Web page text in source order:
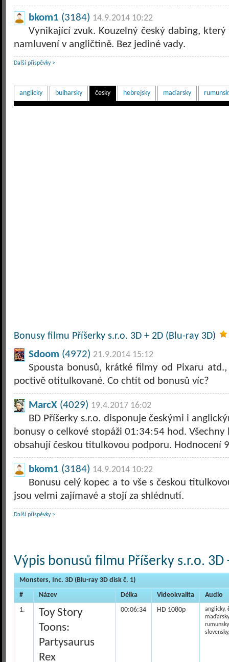
bkom1 (3184) 14.9.2014 10:22
Vynikající zvuk. Kouzelný český dabing,
namluvení v angličtině. Bez jediné vady.
Další příspěvky >
anglicky bulharsky česky hebrejsky maďarsky
Bonusy filmu Příšerky s.r.o. 3D + 2D (Blu-ray 3D)
Sdoom (4972) 21.9.2014 15:12
Spousta bonusů, krátké filmy od Pixaru
poctivě otitulkované. Co chtít od bonusů víc?
MarcX (4029) 19.4.2017 16:02
BD Příšerky s.r.o. disponuje českými i
bonusy o celkové stopáži 01:34:54 hod.
obsahují českou titulkovou podporu. Hodnocení
bkom1 (3184) 14.9.2014 10:22
Bonusu celý kopec a to vše s českou
jsou velmi zajímavé a stojí za shlédnutí.
Další příspěvky >
Výpis bonusů filmu Příšerky s.r.o. 3D
Monsters, Inc. 3D (Blu-ray 3D disk č. 1)
#
Název Délka Videokvalita
Audio
1.
Toy Story
Toons:
Partysaurus
Rex
00:06:34 HD 1080p anglicky,